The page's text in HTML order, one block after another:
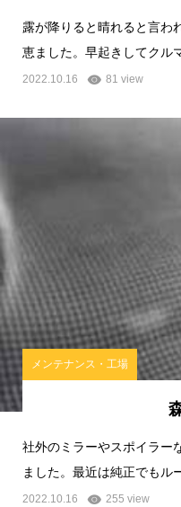
露が降りると晴れると言わ
恵ました。早起きしてクル
2022.10.16 81 view
メンテナンス・工場
社外のミラーやスポイラー
ました。最近は純正でも
2022.10.16 255 view